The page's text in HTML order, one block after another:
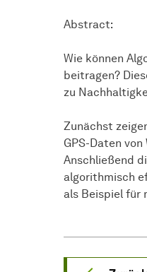
Abstract:
Wie können
beitragen?
zu
Zunächst
GPS-Daten
Anschließend
algorithmisch
als Beispiel für